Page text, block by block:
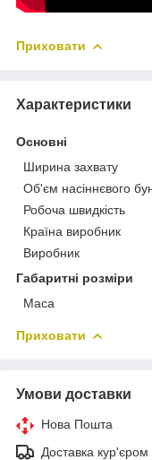
Приховати
Характеристики
Основні
Ширина захвату
Об'єм насіннєвого
Робоча швидкість
Країна виробник
Виробник
Габаритні розміри
Маса
Приховати
Умови доставки
Нова Пошта
Доставка кур'єром